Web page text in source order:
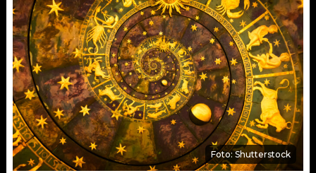
VIP
TRENDY
KULTURA
MIX
OSTATNÍ
JAK NALADIT
Foto: Shutterstock